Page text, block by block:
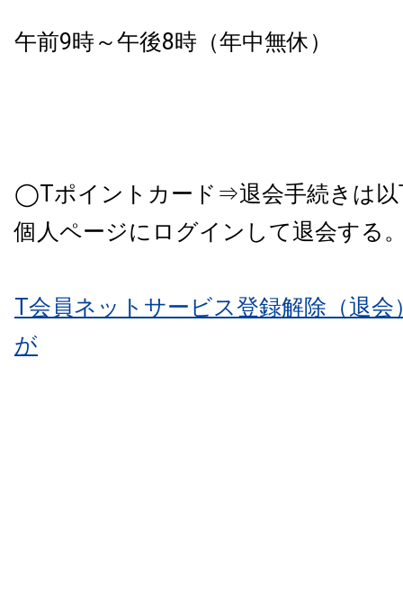
午前9時～午後8時（年中無休）
◯Tポイントカード⇒退会手続きは以
個人ページにログインして退会する
T会員ネットサービス登録解除（退
が